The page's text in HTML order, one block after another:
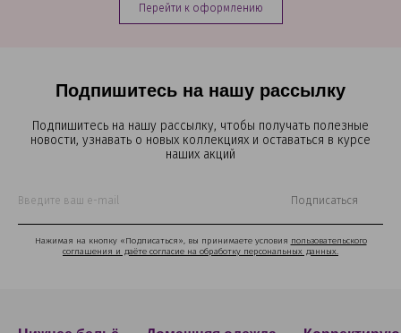
Подпишитесь на нашу рассылку
Подпишитесь на нашу рассылку, чтобы получать полезные
новости, узнавать о новых коллекциях и оставаться в курсе
наших акций
Подписаться
Нажимая на кнопку «Подписаться», вы принимаете условия пользовательского
соглашения и даёте согласие на обработку персональных данных.
Перейти к оформлению